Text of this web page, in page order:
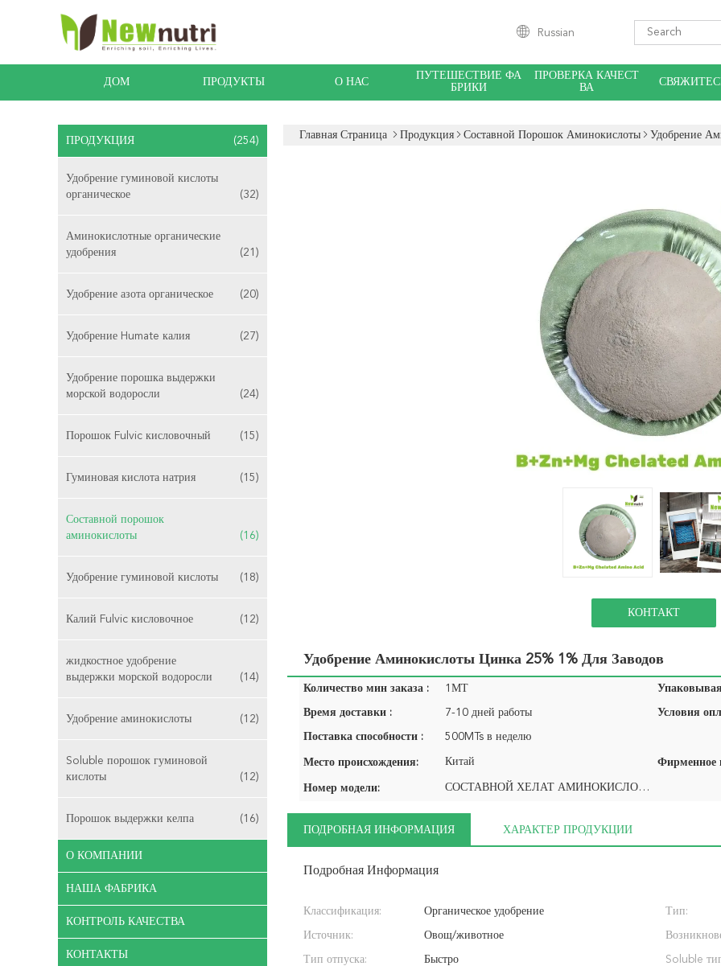
Russian
ДОМ ПРОДУКТЫ О НАС
ПУТЕШЕСТВИЕ ФА
БРИКИ
ПРОВЕРКА КАЧЕСТ
ВА
ПРОДУКЦИЯ (254)
Удобрение гуминовой кислоты
органическое
(32)
Аминокислотные органические
удобрения
(21)
Удобрение азота органическое (20)
Удобрение Humate калия (27)
Удобрение порошка выдержки
морской водоросли
(24)
Порошок Fulvic кисловочный (15)
Гуминовая кислота натрия (15)
Составной порошок
аминокислоты
(16)
Удобрение гуминовой кислоты (18)
Калий Fulvic кисловочное (12)
жидкостное удобрение
выдержки морской водоросли
(14)
Удобрение аминокислоты (12)
Soluble порошок гуминовой
кислоты
(12)
Порошок выдержки келпа (16)
О КОМПАНИИ
НАША ФАБРИКА
КОНТРОЛЬ КАЧЕСТВА
КОНТАКТЫ
Главная Страница Продукция Составной Порошок Аминокислоты Удобрение
КОНТАКТ
Удобрение Аминокислоты Цинка 25% 1% Для Заводов
Количество мин заказа : 1МТ
Время доставки : 7-10 дней работы Условия
Поставка способности : 500MTs в неделю
Место происхождения: Китай
Номер модели: СОСТАВНОЙ ХЕЛАТ АМИНОКИСЛОТЫ
ПОДРОБНАЯ ИНФОРМАЦИЯ ХАРАКТЕР ПРОДУКЦИИ
Подробная Информация
Классификация: Органическое удобрение Тип:
Источник: Овощ/животное
Тип отпуска: Быстро Soluble